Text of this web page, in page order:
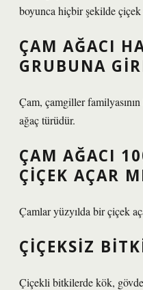
boyunca hiçbir şekilde çiçek
ÇAM AĞACI
GRUBUNA
Çam, çamgiller
ağaç türüdür.
ÇAM AĞACI
ÇIÇEK AÇAR
Çamlar yüzyılda bir çiçek
ÇIÇEKSIZ
Çiçekli bitkilerde kök,